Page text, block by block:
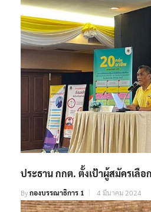
ประธาน กกต. ตั้งเป้าผู้สมัครเลื
Byกองบรรณาธิการ 1 4 มีนาคม 2024